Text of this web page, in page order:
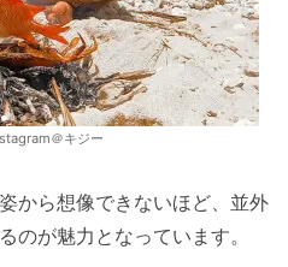
＠キジー
から想像できないほど、並外
のが魅力となっています。